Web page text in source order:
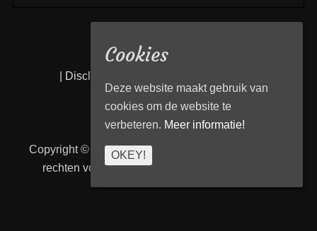
Disclaimer
Copyright © 2026Transport Begeleiding Venlo
rechten voorbehouden. | TBVenlo door
Cookies
Deze website maakt gebruik van
cookies om de website te
verbeteren. Meer informatie!
OKEY!